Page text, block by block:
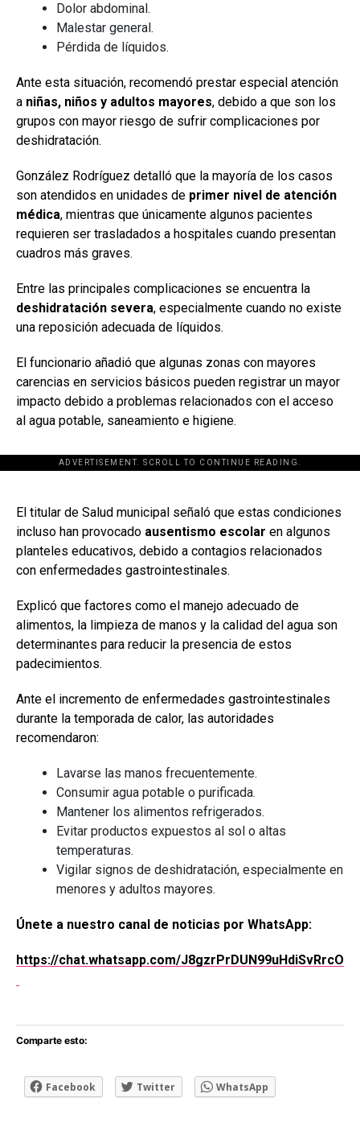
Dolor abdominal.
Malestar general.
Pérdida de líquidos.
Ante esta situación, recomendó prestar especial atención
a niñas, niños y adultos mayores, debido a que son los
grupos con mayor riesgo de sufrir complicaciones por
deshidratación.
González Rodríguez detalló que la mayoría de los casos
son atendidos en unidades de primer nivel de atención
médica, mientras que únicamente algunos pacientes
requieren ser trasladados a hospitales cuando presentan
cuadros más graves.
Entre las principales complicaciones se encuentra la
deshidratación severa, especialmente cuando no existe
una reposición adecuada de líquidos.
El funcionario añadió que algunas zonas con mayores
carencias en servicios básicos pueden registrar un mayor
impacto debido a problemas relacionados con el acceso
al agua potable, saneamiento e higiene.
ADVERTISEMENT. SCROLL TO CONTINUE READING.
[adsforwp id="243463"]
El titular de Salud municipal señaló que estas condiciones
incluso han provocado ausentismo escolar en algunos
planteles educativos, debido a contagios relacionados
con enfermedades gastrointestinales.
Explicó que factores como el manejo adecuado de
alimentos, la limpieza de manos y la calidad del agua son
determinantes para reducir la presencia de estos
padecimientos.
Ante el incremento de enfermedades gastrointestinales
durante la temporada de calor, las autoridades
recomendaron:
Lavarse las manos frecuentemente.
Consumir agua potable o purificada.
Mantener los alimentos refrigerados.
Evitar productos expuestos al sol o altas
temperaturas.
Vigilar signos de deshidratación, especialmente en
menores y adultos mayores.
Únete a nuestro canal de noticias por WhatsApp:
https://chat.whatsapp.com/J8gzrPrDUN99uHdiSvRrcO
Comparte esto:
Facebook Twitter WhatsApp